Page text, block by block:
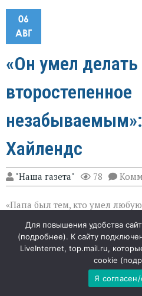
06
АВГ
«Он умел делать
второстепенное
Хайлендс
"Наша газета" 78
«Папа был тем, кто умел
голосе поделился сын актёра
печальную весть: 29 июля не
Канадский артист, чья карьера
лишним десятилетий, ушёл в
после себя галерею образов,
Для повышения удобства
(подробнее). К сайту
LiveInternet, top.mail.ru,
cookie (
Я согласен/